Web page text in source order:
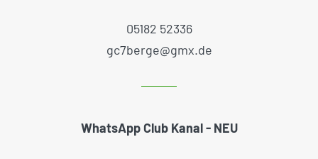
05182 52336
gc7berge@gmx.de
WhatsApp Club Kanal - NEU